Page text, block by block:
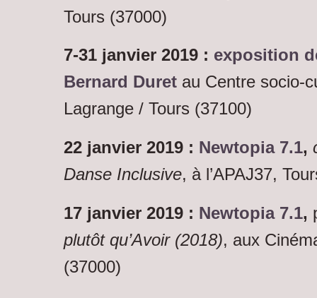
Tours (37000)
7-31 janvier 2019 : exposition
Bernard Duret au Centre socio-
Lagrange / Tours (37100)
22 janvier 2019 : Newtopia 7.1,
Danse Inclusive, à l’APAJ37,
17 janvier 2019 : Newtopia 7.1,
plutôt qu’Avoir (2018), aux
(37000)